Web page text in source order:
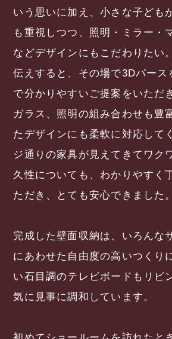
いう思いに加え、小さな子ども
も重視しつつ、照明・ミラー・
などデザインにもこだわりたい
伝えすると、その場で3Dパース
で分かりやすいご提案をいただ
ガラス、照明の組み合わせも豊
たデザインにも柔軟に対応して
ジ通りの家具が見えてきてワク
久性についても、わかりやすく
ただき、とても安心できました。
完成した壁面収納は、いろんな
にあわせた自由度の高いつくり
い石目調のテレビボードもリビ
気に見事に調和しています。